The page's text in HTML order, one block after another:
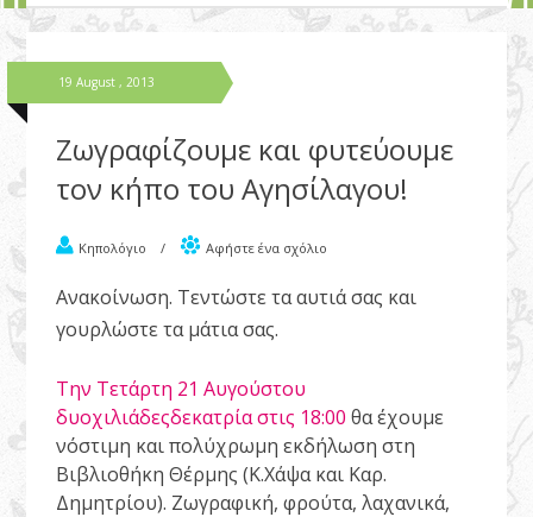
19 August , 2013
Ζωγραφίζουμε και φυτεύουμε
τον κήπο του Αγησίλαγου!
Κηπολόγιο / Αφήστε ένα σχόλιο
Ανακοίνωση. Τεντώστε τα αυτιά σας και
γουρλώστε τα μάτια σας.
Την Τετάρτη 21 Αυγούστου
δυοχιλιάδεςδεκατρία στις 18:00 θα έχουμε
νόστιμη και πολύχρωμη εκδήλωση στη
Βιβλιοθήκη Θέρμης (Κ.Χάψα και Καρ.
Δημητρίου). Ζωγραφική, φρούτα, λαχανικά,